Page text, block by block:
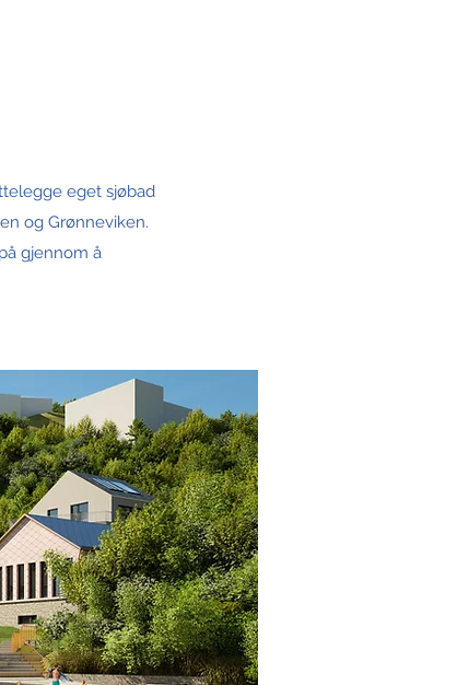
eget sjøbad
og Grønneviken.
gjennom å